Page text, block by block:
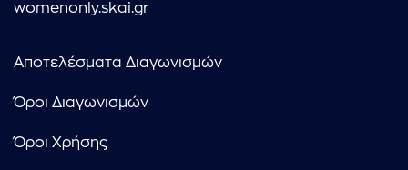
womenonly.skai.gr
Αποτελέσματα Διαγωνισμών
Όροι Διαγωνισμών
Όροι Χρήσης